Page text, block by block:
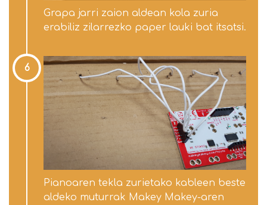
Grapa jarri zaion aldean kola zuria
erabiliz zilarrezko paper lauki bat itsatsi.
6
Pianoaren tekla zurietako kableen beste
aldeko muturrak Makey Makey-aren